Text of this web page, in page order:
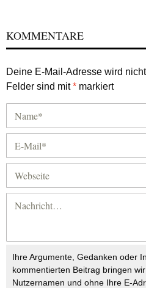
KOMMENTARE
Deine E-Mail-Adresse wird
Felder sind mit* markiert
Ihre Argumente, Gedanken oder
kommentierten Beitrag bringen
Nutzernamen und ohne Ihre E-